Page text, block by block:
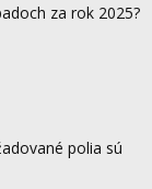
za rok 2025?
polia sú